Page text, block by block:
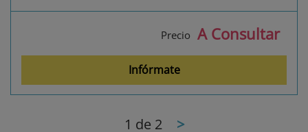
Precio A Consultar
Infórmate
1 de 2 >